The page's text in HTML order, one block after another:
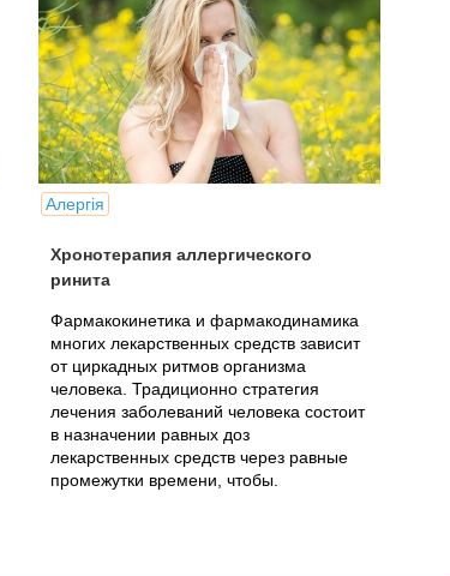
Алергія
Хронотерапия аллергического
ринита
Фармакокинетика и фармакодинамика
многих лекарственных средств зависит
от циркадных ритмов организма
человека. Традиционно стратегия
лечения заболеваний человека состоит
в назначении равных доз
лекарственных средств через равные
промежутки времени, чтобы.